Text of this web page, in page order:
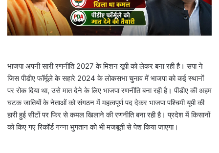
भाजपा अपनी सारी रणनीति 2027 के मिशन यूपी को लेकर बना रही है। सपा ने
जिस पीडीए फॉर्मूले के सहारे 2024 के लोकसभा चुनाव में भाजपा को कई स्थानों
पर रोक दिया था, उसे मात देने के लिए भाजपा रणनीति बना रही है। पीडीए की अहम
घटक जातियों के नेताओं को संगठन में महत्वपूर्ण पद देकर भाजपा पश्चिमी यूपी की
हारी हुई सीटों पर फिर से कमल खिलाने की रणनीति बना रही है। प्रदेश में किसानों
को किए गए रिकॉर्ड गन्ना भुगतान को भी मजबूती से पेश किया जाएगा।